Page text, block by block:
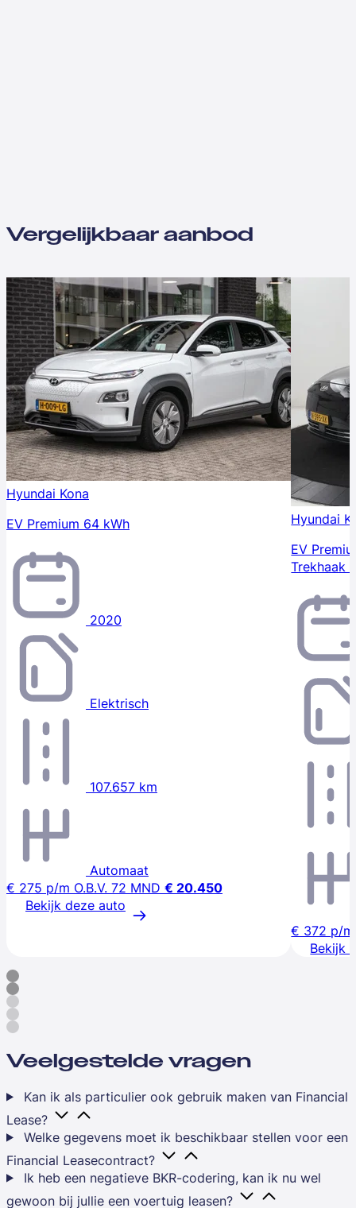
Vergelijkbaar aanbod
Hyundai Kona
EV Premium 64 kWh
2020
Elektrisch
107.657 km
Automaat
€ 275 p/m O.B.V. 72 MND € 20.450
Bekijk deze auto
Hyundai
EV
Trekhaak
€ 372 p/m
Bekijk
Veelgestelde vragen
Kan ik als particulier ook gebruik maken van Financial
Lease?
Welke gegevens moet ik beschikbaar stellen voor een
Financial Leasecontract?
Ik heb een negatieve BKR-codering, kan ik nu wel
gewoon bij jullie een voertuig leasen?